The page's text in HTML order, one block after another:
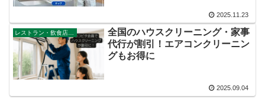
2025.11.23
レストラン・飲食店・その他サービス
全国のハウスクリーニング・家事
代行が割引！エアコンクリーニン
グもお得に
2025.09.04